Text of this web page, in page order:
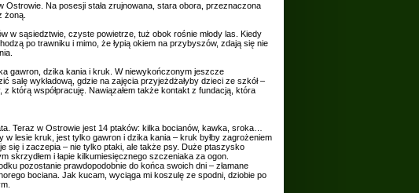
Ostrowie. Na posesji stała zrujnowana, stara obora, przeznaczona
żoną.
w sąsiedztwie, czyste powietrze, tuż obok rośnie młody las. Kiedy
po trawniku i mimo, że łypią okiem na przybyszów, zdają się nie
gawron, dzika kania i kruk. W niewykończonym jeszcze
salę wykładową, gdzie na zajęcia przyjeżdżałyby dzieci ze szkół –
którą współpracuję. Nawiązałem także kontakt z fundacją, która
Teraz w Ostrowie jest 14 ptaków: kilka bocianów, kawka, sroka…
lesie kruk, jest tylko gawron i dzika kania – kruk byłby zagrożeniem
się i zaczepia – nie tylko ptaki, ale także psy. Duże ptaszysko
i łapie kilkumiesięcznego szczeniaka za ogon.
pozostanie prawdopodobnie do końca swoich dni – złamane
bociana. Jak kucam, wyciąga mi koszulę ze spodni, dziobie po